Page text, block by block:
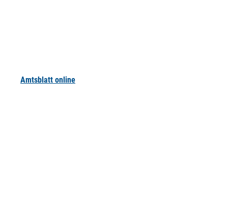
Amtsblatt online